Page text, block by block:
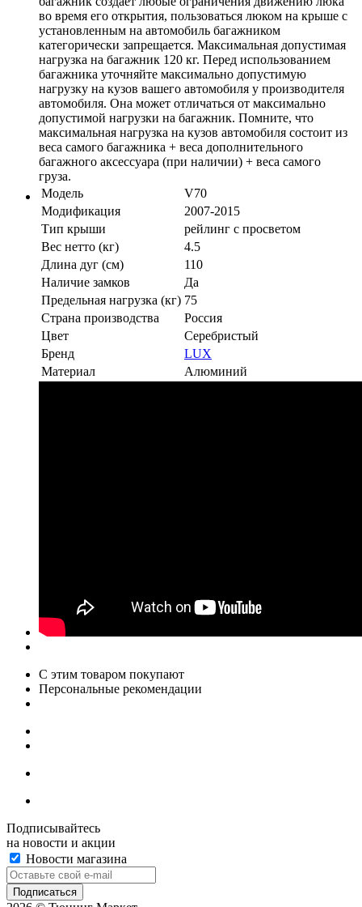
во время его открытия, пользоваться люком на крыше с
установленным на автомобиль багажником
категорически запрещается. Максимальная допустимая
нагрузка на багажник 120 кг. Перед использованием
багажника уточняйте максимально допустимую
нагрузку на кузов вашего автомобиля у производителя
автомобиля. Она может отличаться от максимально
допустимой нагрузки на багажник. Помните, что
максимальная нагрузка на кузов автомобиля состоит из
веса самого багажника + веса дополнительного
багажного аксессуара (при наличии) + веса самого
груза.
Модель
V70
Модификация
2007-2015
Тип крыши
рейлинг с просветом
Вес нетто (кг)
4.5
Длина дуг (см)
110
Наличие замков
Да
Предельная нагрузка (кг) 75
Страна производства
Россия
Цвет
Серебристый
Бренд
LUX
Материал
Алюминий
С этим товаром покупают
Персональные рекомендации
Подписывайтесь
на новости и акции
Новости магазина